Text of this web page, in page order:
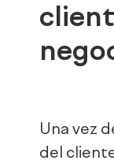
Una vez
del